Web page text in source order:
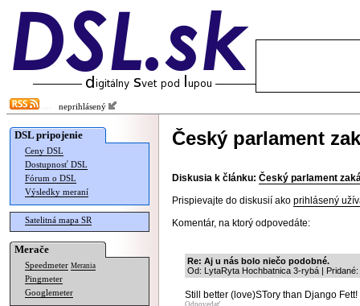
neprihlásený
DSL pripojenie
Ceny DSL
Dostupnosť DSL
Fórum o DSL
Výsledky meraní
Satelitná mapa SR
Merače
Speedmeter Merania
Pingmeter
Googlemeter
Český parlament
Diskusia k článku: Český parlament
Prispievajte do diskusií ako prihlásený
Komentár, na ktorý odpovedáte:
Re: Aj u nás bolo niečo podobné.
Od: LytaRyta Hochbatnica 3-rybá |
Still better (love)STory than Django Fett!
Odpovedať